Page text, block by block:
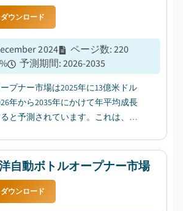
ウンロード
2024 ページ数:220
予測期間:2026-2035
プナー市場は2025年に13億米ドル
年から2035年にかけて年平均成長
と予測されています。これは、家
自動ボトルオープナー市場
ウンロード